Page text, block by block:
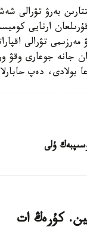
بەرۋ تۋرالى
ارنايى
مەرزىمى تۋرالى
جانە جوعارى وقۋ
بولادى، دەپ
ۇلى
كۇرەڭ ات